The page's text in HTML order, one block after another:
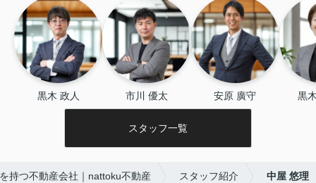
黒木 政人 市川 優太 安原 廣守 黒
スタッフ一覧
持つ不動産会社｜nattoku不動産 スタッフ紹介 中屋 悠理